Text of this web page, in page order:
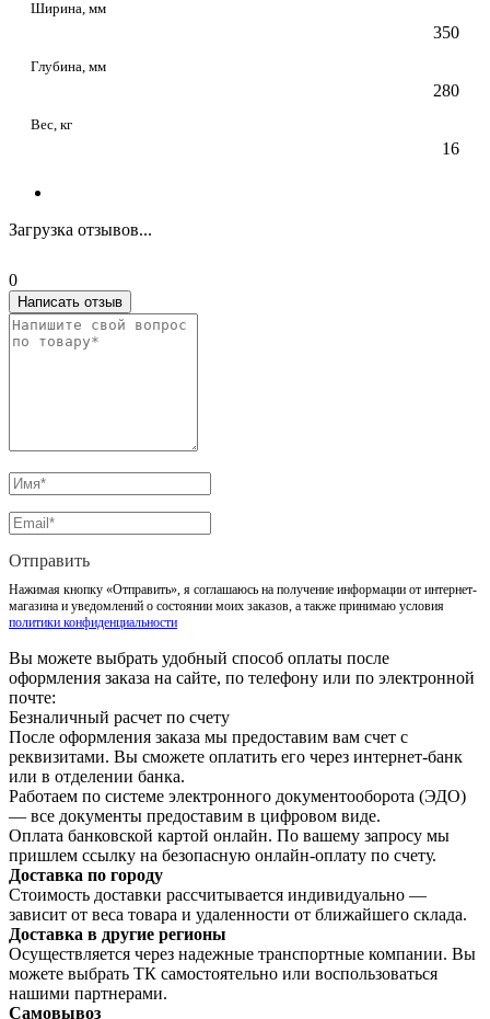
Ширина, мм
350
Глубина, мм
280
Вес, кг
16
Загрузка отзывов...
0
Написать отзыв
Отправить
Нажимая кнопку «Отправить», я соглашаюсь на получение информации от интернет-
магазина и уведомлений о состоянии моих заказов, а также принимаю условия
политики конфиденциальности
Вы можете выбрать удобный способ оплаты после
оформления заказа на сайте, по телефону или по электронной
почте:
Безналичный расчет по счету
После оформления заказа мы предоставим вам счет с
реквизитами. Вы сможете оплатить его через интернет-банк
или в отделении банка.
Работаем по системе электронного документооборота (ЭДО)
— все документы предоставим в цифровом виде.
Оплата банковской картой онлайн. По вашему запросу мы
пришлем ссылку на безопасную онлайн-оплату по счету.
Доставка по городу
Стоимость доставки рассчитывается индивидуально —
зависит от веса товара и удаленности от ближайшего склада.
Доставка в другие регионы
Осуществляется через надежные транспортные компании. Вы
можете выбрать ТК самостоятельно или воспользоваться
нашими партнерами.
Самовывоз